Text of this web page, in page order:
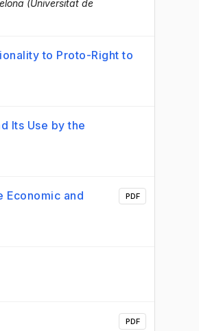
(Universitat de
to Proto-Right to
Its Use by the
Economic and
PDF
PDF